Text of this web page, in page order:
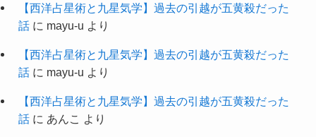
【西洋占星術と九星気学】過去の引越が五黄殺だった
話に mayu-u より
【西洋占星術と九星気学】過去の引越が五黄殺だった
話に mayu-u より
【西洋占星術と九星気学】過去の引越が五黄殺だった
話に あんこ より